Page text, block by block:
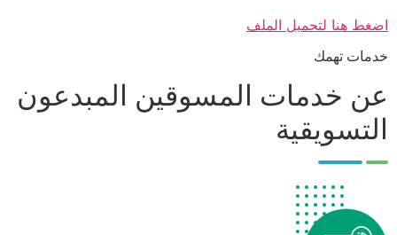
اضغط هنا لتحميل الملف
خدمات تهمك
عن خدمات المسوقين المبدعون
التسويقية